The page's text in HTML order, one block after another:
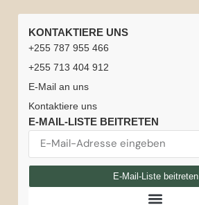
Startseite
Safari-
Erlebnisse
Kontaktiere
uns
Karriere
TOUREN
Tansania-
Safari
Kilimandscharo
besteigen
Tansania
Ballon-
Tansania +
Sansibar
Flitterwochen
Tansania
Sansibar
Serengeti-
Ngorongoro-
Krater-
Nationalpark
Tarangire-
Nationalpark
Arusha-
Lake-
Manyara-
Nationalpark
Amboseli-
Nationalpark
Beste
Tansania
Wetter
Safari-
Fahrzeuge
Safari-
Sansibar-
Reiseversicherung
KONTAKTIERE UNS
+255 787 955 466
+255 713 404 912
E-Mail an uns
Kontaktiere uns
E-MAIL-LISTE BEITRETEN
E-Mail-Liste beitreten